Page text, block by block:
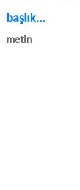
başlık...
metin